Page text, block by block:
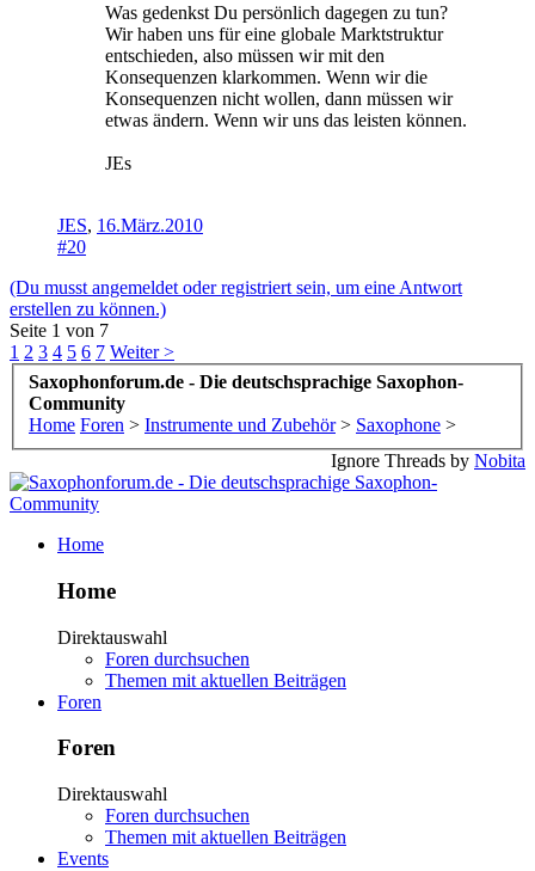
Was gedenkst Du persönlich dagegen zu tun?
Wir haben uns für eine globale Marktstruktur
entschieden, also müssen wir mit den
Konsequenzen klarkommen. Wenn wir die
Konsequenzen nicht wollen, dann müssen wir
etwas ändern. Wenn wir uns das leisten können.
JEs
JES, 16.März.2010
#20
(Du musst angemeldet oder registriert sein, um eine Antwort
erstellen zu können.)
Seite 1 von 7
1 2 3 4 5 6 7 Weiter >
Saxophonforum.de - Die deutschsprachige Saxophon-
Community
Home Foren > Instrumente und Zubehör > Saxophone >
Ignore Threads by Nobita
Home
Home
Direktauswahl
Foren durchsuchen
Themen mit aktuellen Beiträgen
Foren
Foren
Direktauswahl
Foren durchsuchen
Themen mit aktuellen Beiträgen
Events